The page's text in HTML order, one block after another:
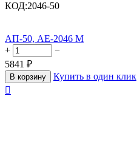
КОД:2046-50
АП-50, АЕ-2046 М
+
−
5841 ₽
В корзину
Купить в один клик
